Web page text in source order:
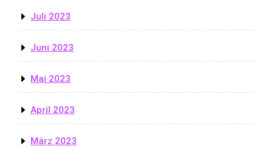
Juli 2023
Juni 2023
Mai 2023
April 2023
März 2023